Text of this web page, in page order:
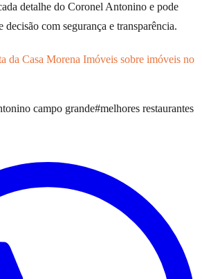
detalhe do Coronel Antonino e pode
decisão com segurança e transparência.
da Casa Morena Imóveis sobre imóveis no
campo grande#melhores restaurantes